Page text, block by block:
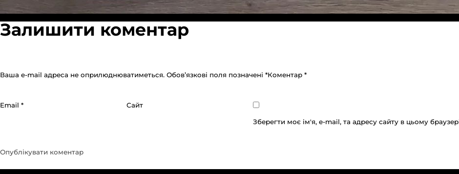
розмір
Залишити коментар
Ваша e-mail адреса не оприлюднюватиметься. Обов’язкові поля позначені *Коментар *
Email * Сайт
Зберегти моє ім'я, e-mail, та адресу сайту в цьому